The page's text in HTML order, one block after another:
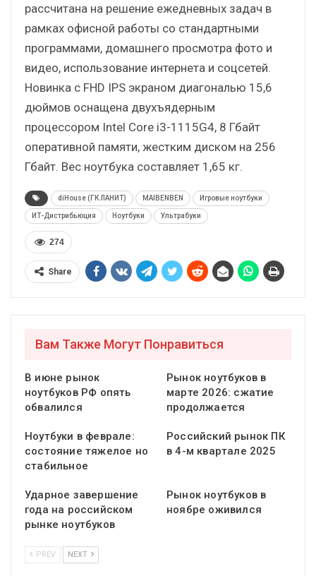
рассчитана на решение ежедневных задач в
рамках офисной работы со стандартными
программами, домашнего просмотра фото и
видео, использование интернета и соцсетей.
Новинка с FHD IPS экраном диагональю 15,6
дюймов оснащена двухъядерным
процессором Intel Core i3-1115G4, 8 Гбайт
оперативной памяти, жестким диском на 256
Гбайт. Вес ноутбука составляет 1,65 кг.
diHouse (ГК ЛАНИТ) MAIBENBEN Игровые ноутбуки
ИТ-Дистрибьюция Ноутбуки Ультрабуки
274
Share
Вам Также Могут Понравиться
В июне рынок
ноутбуков РФ опять
обвалился
Рынок ноутбуков в
марте 2026: сжатие
продолжается
Ноутбуки в феврале:
состояние тяжелое но
стабильное
Российский рынок ПК
в 4-м квартале 2025
Ударное завершение
года на российском
рынке ноутбуков
Рынок ноутбуков в
ноябре оживился
PREV NEXT